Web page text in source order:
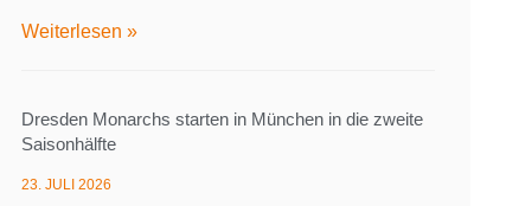
Weiterlesen »
Dresden Monarchs starten in München in die zweite
Saisonhälfte
23. JULI 2026